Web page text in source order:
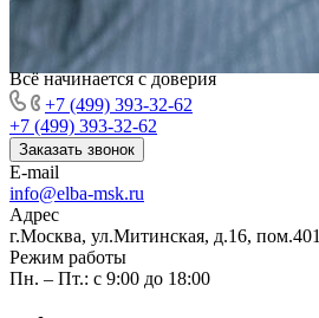
Всё начинается с доверия
+7 (499) 393-32-62
+7 (499) 393-32-62
Заказать звонок
E-mail
info@elba-msk.ru
Адрес
г.Москва, ул.Митинская, д.16, пом.401
Режим работы
Пн. – Пт.: с 9:00 до 18:00